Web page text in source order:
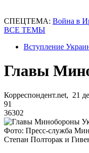
СПЕЦТЕМА: Война в
ВСЕ ТЕМЫ
Вступление
Главы
Корреспондент.net, 21
91
36302
Фото: Пресс-служба
Степан Полторак и